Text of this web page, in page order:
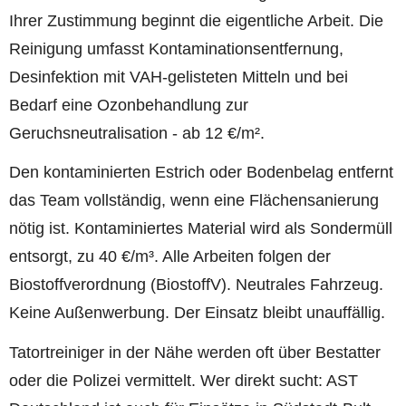
Ihrer Zustimmung beginnt die eigentliche Arbeit. Die
Reinigung umfasst Kontaminationsentfernung,
Desinfektion mit VAH-gelisteten Mitteln und bei
Bedarf eine Ozonbehandlung zur
Geruchsneutralisation - ab 12 €/m².
Den kontaminierten Estrich oder Bodenbelag entfernt
das Team vollständig, wenn eine Flächensanierung
nötig ist. Kontaminiertes Material wird als Sondermüll
entsorgt, zu 40 €/m³. Alle Arbeiten folgen der
Biostoffverordnung (BiostoffV). Neutrales Fahrzeug.
Keine Außenwerbung. Der Einsatz bleibt unauffällig.
Tatortreiniger in der Nähe werden oft über Bestatter
oder die Polizei vermittelt. Wer direkt sucht: AST